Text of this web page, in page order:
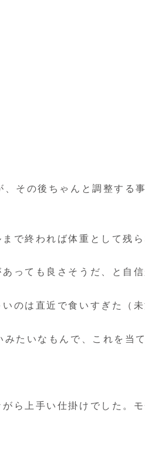
その後ちゃんと調整する
で終われば体重として残
っても良さそうだ、と自信
のは直近で食いすぎた（
たいなもんで、これを当
ら上手い仕掛けでした。